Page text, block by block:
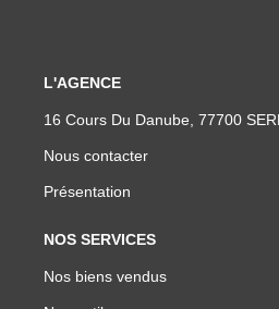
L'AGENCE
16 Cours Du Danube, 77700
Nous contacter
Présentation
NOS SERVICES
Nos biens vendus